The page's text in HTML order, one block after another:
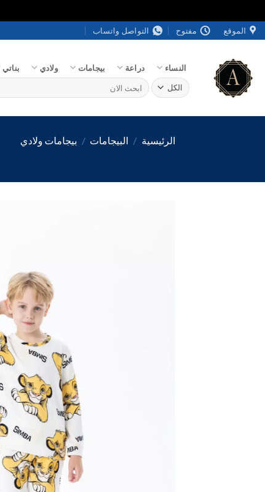
تخطي
للمحتوى
الموقع مفتوح التواصل واتساب
النساء دراعة بيجامات ولادي بناتي
البحث
عن:
الرئيسية / البيجامات / بيجامات ولادي